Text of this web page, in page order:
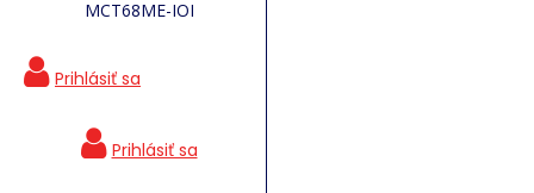
MCT68ME-IOI